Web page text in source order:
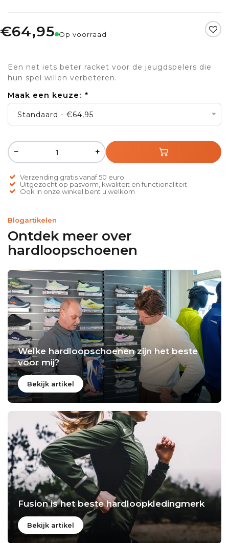
€64,95 Op voorraad
Een net iets beter racket voor de jeugdspelers die
hun spel willen verbeteren.
Maak een keuze: *
Standaard - €64,95
− +
Verzending gratis vanaf 50 euro
Uitgezocht op pasvorm, kwaliteit en functionaliteit
Ook in onze winkel bent u welkom
Blogartikelen
Ontdek meer over
hardloopschoenen
Welke hardloopschoenen zijn het beste
voor mij?
Bekijk artikel
Fusion is het beste hardloopkledingmerk
Bekijk artikel